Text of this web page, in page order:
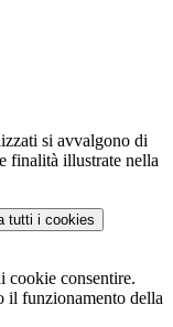
si avvalgono di
finalità illustrate nella
tutti i cookies
cookie consentire.
il funzionamento della